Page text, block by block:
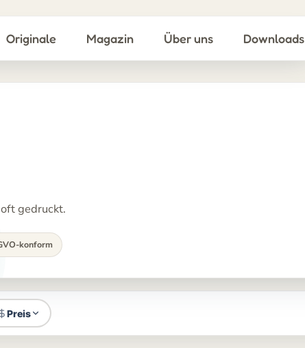
Originale Magazin Über uns Downloads
gedruckt.
konform
Preis